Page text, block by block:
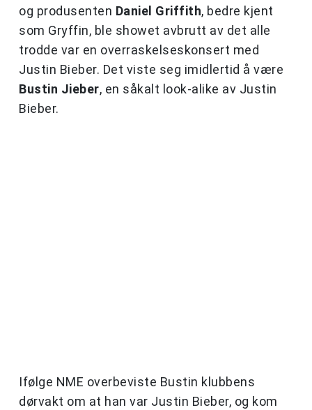
og produsenten Daniel Griffith, bedre kjent
som Gryffin, ble showet avbrutt av det alle
trodde var en overraskelseskonsert med
Justin Bieber. Det viste seg imidlertid å være
Bustin Jieber, en såkalt look-alike av Justin
Bieber.
Ifølge NME overbeviste Bustin klubbens
dørvakt om at han var Justin Bieber, og kom